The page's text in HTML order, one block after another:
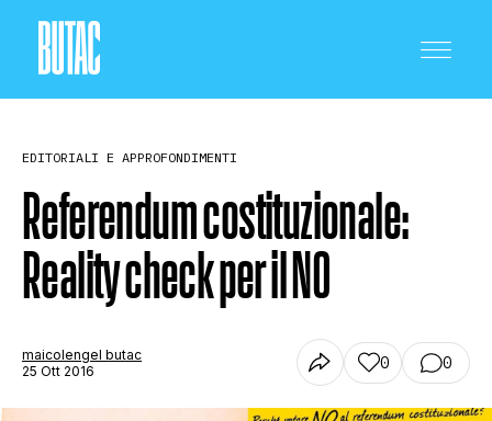
CRONACA E POLITICA
SCIENZA E TECNOLOGIA
EDITORIALI E APPROFONDIMENTI
Referendum costituzionale:
Reality check per il NO
maicolengel butac
25 Ott 2016
0 0